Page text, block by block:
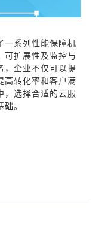
一系列性能保障机
可扩展性及监控与
，企业不仅可以提
高转化率和客户满
，选择合适的云服
。